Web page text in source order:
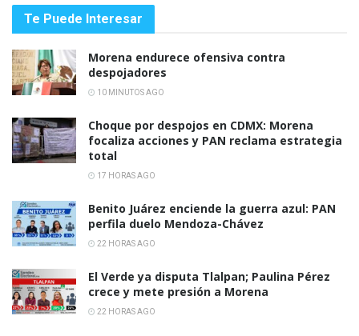
Te Puede Interesar
Morena endurece ofensiva contra
despojadores
10 MINUTOS AGO
Choque por despojos en CDMX: Morena
focaliza acciones y PAN reclama estrategia
total
17 HORAS AGO
Benito Juárez enciende la guerra azul: PAN
perfila duelo Mendoza-Chávez
22 HORAS AGO
El Verde ya disputa Tlalpan; Paulina Pérez
crece y mete presión a Morena
22 HORAS AGO